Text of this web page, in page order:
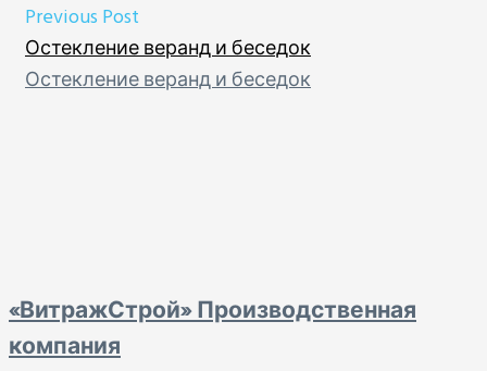
Previous Post
Остекление веранд и беседок
Остекление веранд и беседок
«ВитражСтрой» Производственная
компания